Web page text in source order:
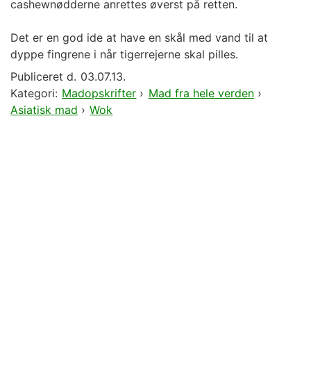
cashewnødderne anrettes øverst på retten.
Det er en god ide at have en skål med vand til at
dyppe fingrene i når tigerrejerne skal pilles.
Publiceret d. 03.07.13.
Kategori: Madopskrifter › Mad fra hele verden›
Asiatisk mad › Wok